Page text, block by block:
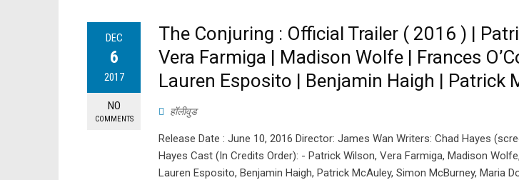
DEC
6
2017
NO
COMMENTS
The Conjuring : Official Trailer ( 2016 ) |
Vera Farmiga | Madison Wolfe | Frances
Lauren Esposito | Benjamin Haigh | Patrick
हॉलीवुड
Release Date : June 10, 2016 Director: James Wan Writers: Chad Hayes
Hayes Cast (In Credits Order): - Patrick Wilson, Vera Farmiga, Madison
Lauren Esposito, Benjamin Haigh, Patrick McAuley, Simon McBurney, Maria